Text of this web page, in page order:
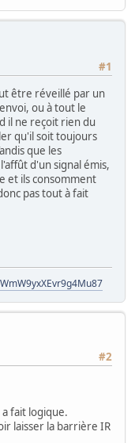
#1
être réveillé par un
ou à tout le
il ne reçoit rien du
qu'il soit toujours
que les
d'un signal émis,
et ils consomment
pas tout à fait
#2
fait logique.
laisser la barrière IR